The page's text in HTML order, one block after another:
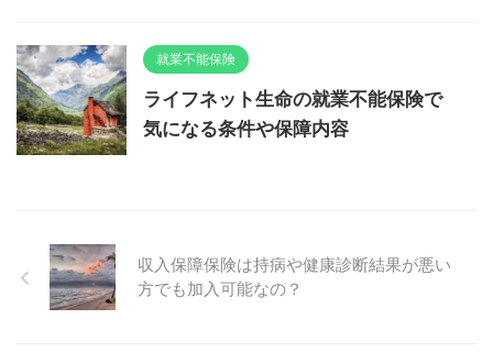
就業不能保険
ライフネット生命の就業不能保険で
気になる条件や保障内容
収入保障保険は持病や健康診断結果が悪い
方でも加入可能なの？